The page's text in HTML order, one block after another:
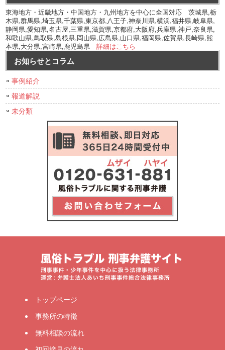
東海地方・近畿地方・中国地方・九州地方を中心に全国対応 茨城県,栃
木県,群馬県,埼玉県,千葉県,東京都,八王子,神奈川県,横浜,福井県,岐阜県,
静岡県,愛知県,名古屋,三重県,滋賀県,京都府,大阪府,兵庫県,神戸,奈良県,
和歌山県,鳥取県,島根県,岡山県,広島県,山口県,福岡県,佐賀県,長崎県,熊
本県,大分県,宮崎県,鹿児島県詳細はこちら
お知らせとコラム
事例紹介
報道解説
未分類
トップページ
事務所の特徴
無料相談の流れ